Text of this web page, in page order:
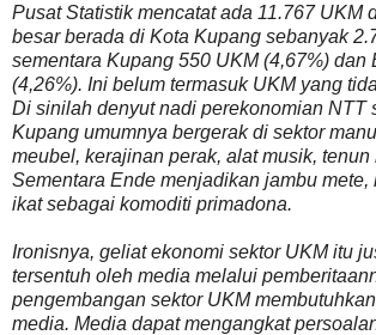
Pusat Statistik mencatat ada 11.767 UKM
besar berada di Kota Kupang sebanyak
sementara Kupang 550 UKM (4,67%) dan
(4,26%). Ini belum termasuk UKM yang
Di sinilah denyut nadi perekonomian NTT
Kupang umumnya bergerak di sektor
meubel, kerajinan perak, alat musik, tenun
Sementara Ende menjadikan jambu mete,
ikat sebagai komoditi primadona.
Ironisnya, geliat ekonomi sektor UKM itu
tersentuh oleh media melalui
pengembangan sektor UKM
media. Media dapat mengangkat